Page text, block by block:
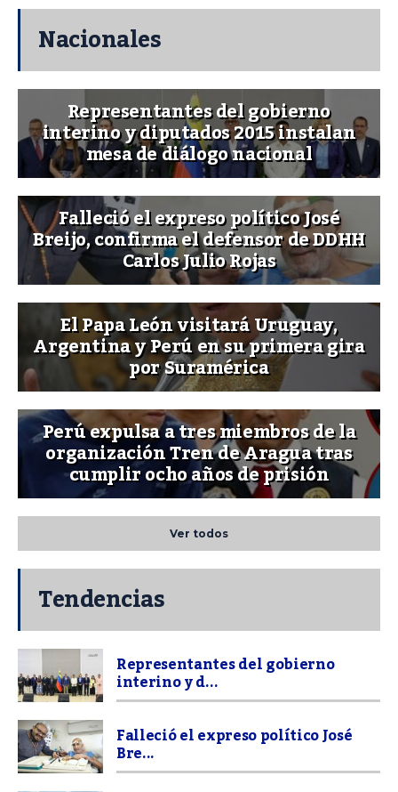
Nacionales
Representantes del gobierno
interino y diputados 2015 instalan
mesa de diálogo nacional
Falleció el expreso político José
Breijo, confirma el defensor de DDHH
Carlos Julio Rojas
El Papa León visitará Uruguay,
Argentina y Perú en su primera gira
por Suramérica
Perú expulsa a tres miembros de la
organización Tren de Aragua tras
cumplir ocho años de prisión
Ver todos
Tendencias
Representantes del gobierno
interino y d...
Falleció el expreso político José
Bre...